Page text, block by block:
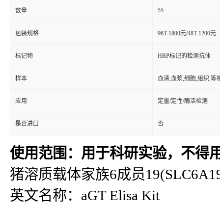
数量 55
包装规格 96T 1800元/48T 1200元
标记物 HRP标记的检测抗体
样本 血清,血浆,细胞,组织,等
应用 定量/定性/酶活检测
是否进口 否
使用范围：用于科研实验，不得
猪溶质载体家族6成员
英文名称：aGT Elisa Kit